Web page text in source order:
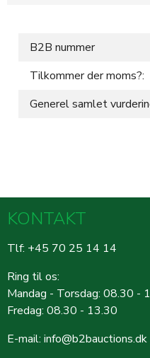
B2B nummer
Tilkommer der moms?:
Generel samlet
KONTAKT
Tlf: +45 70 25 14 14
Ring til os:
Mandag - Torsdag: 08.30 -
Fredag: 08.30 - 13.30
E-mail: info@b2bauctions.dk